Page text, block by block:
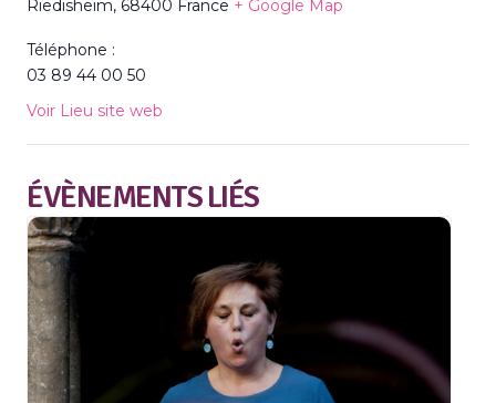
Riedisheim, 68400 France + Google Map
Téléphone :
03 89 44 00 50
Voir Lieu site web
ÉVÈNEMENTS LIÉS